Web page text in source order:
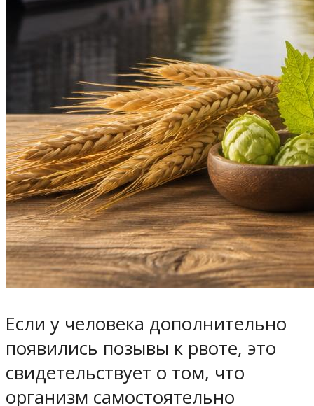
Если у человека дополнительно
появились позывы к рвоте, это
свидетельствует о том, что
организм самостоятельно